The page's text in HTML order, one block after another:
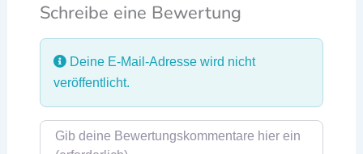
Schreibe eine Bewertung
Deine E-Mail-Adresse wird nicht
veröffentlicht.
Rezensionstext